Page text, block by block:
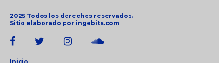
2025 Todos los derechos reservados.
Sitio elaborado por ingebits.com
Inicio